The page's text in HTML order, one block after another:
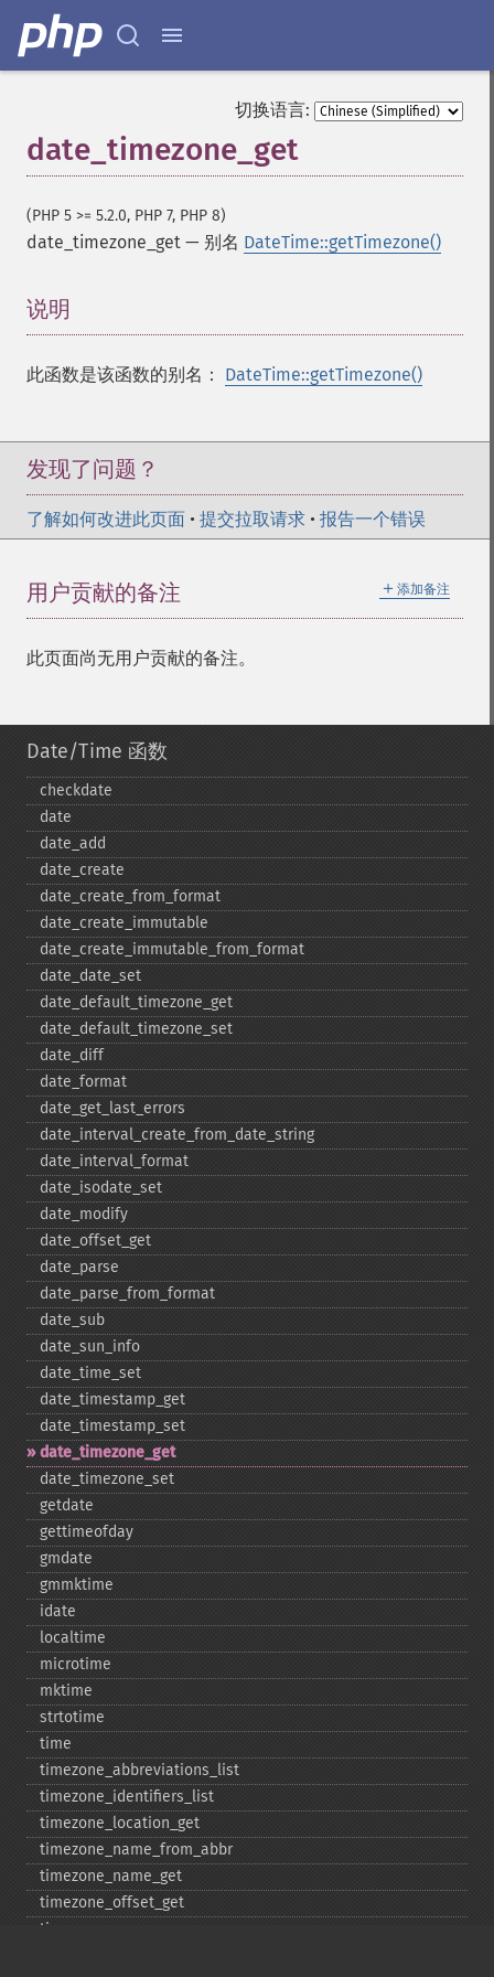
切换语言:
date_timezone_get
(PHP 5 >= 5.2.0, PHP 7, PHP 8)
date_timezone_get — 别名 DateTime::getTimezone()
说明
此函数是该函数的别名： DateTime::getTimezone()
发现了问题？
了解如何改进此页面 • 提交拉取请求 • 报告一个错误
＋ 添加备注
用户贡献的备注
此页面尚无用户贡献的备注。
Date/Time 函数
checkdate
date
date_​add
date_​create
date_​create_​from_​format
date_​create_​immutable
date_​create_​immutable_​from_​format
date_​date_​set
date_​default_​timezone_​get
date_​default_​timezone_​set
date_​diff
date_​format
date_​get_​last_​errors
date_​interval_​create_​from_​date_​string
date_​interval_​format
date_​isodate_​set
date_​modify
date_​offset_​get
date_​parse
date_​parse_​from_​format
date_​sub
date_​sun_​info
date_​time_​set
date_​timestamp_​get
date_​timestamp_​set
date_​timezone_​get
date_​timezone_​set
getdate
gettimeofday
gmdate
gmmktime
idate
localtime
microtime
mktime
strtotime
time
timezone_​abbreviations_​list
timezone_​identifiers_​list
timezone_​location_​get
timezone_​name_​from_​abbr
timezone_​name_​get
timezone_​offset_​get
timezone_​open